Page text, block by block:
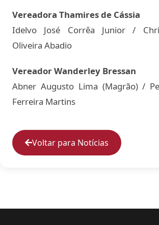
Vereadora Thamires de Cássia
Idelvo José Corrêa Junior /
Oliveira Abadio
Vereador Wanderley Bressan
Abner Augusto Lima (Magrão) /
Ferreira Martins
Voltar para Notícias